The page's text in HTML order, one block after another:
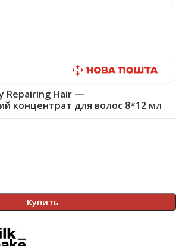
Repairing Hair —
концентрат для волос 8*12 мл
Купить